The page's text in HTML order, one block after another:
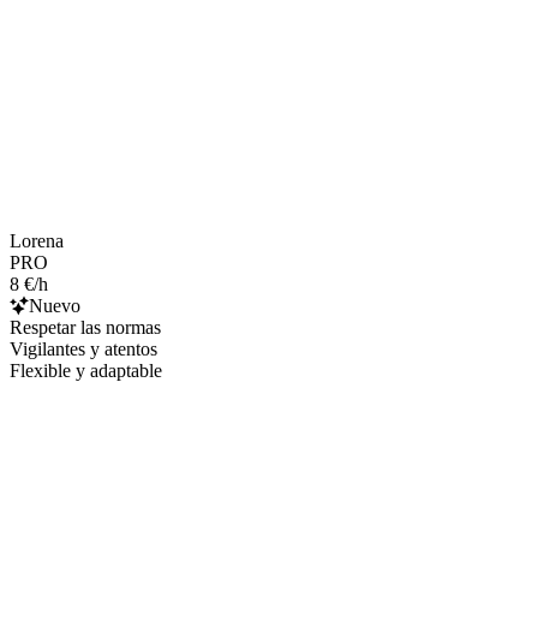
Lorena
PRO
8 €/h
Nuevo
Respetar las normas
Vigilantes y atentos
Flexible y adaptable